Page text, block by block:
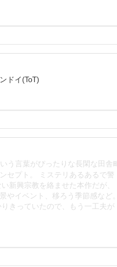
ドイ(ToT)
う言葉がぴったりな長閑な田舎町
セプト。 ミステリあるあるで警
新興宗教を絡ませた本作だが、
やイベント、移ろう季節感など。
きっていたので、もう一工夫が